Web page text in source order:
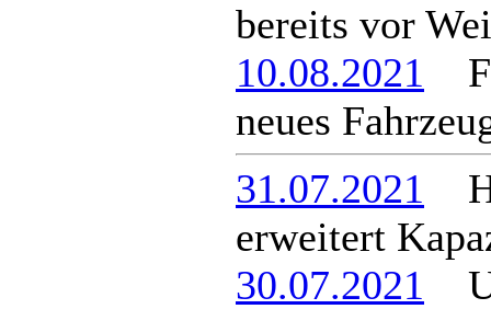
bereits vor
10.08.2021
neues
31.07.2021
erweitert
30.07.2021